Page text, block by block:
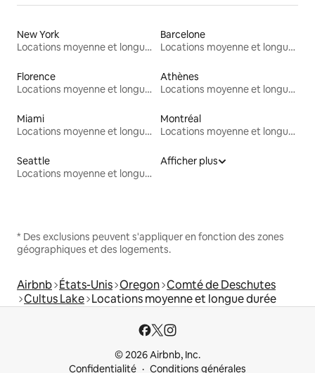
New York
Locations moyenne et longue durée
Barcelone
Locations moyenne et longue durée
Florence
Locations moyenne et longue durée
Athènes
Locations moyenne et longue durée
Miami
Locations moyenne et longue durée
Montréal
Locations moyenne et longue durée
Seattle
Locations moyenne et longue durée
Afficher plus
* Des exclusions peuvent s'appliquer en fonction des zones
géographiques et des logements.
Airbnb États-Unis Oregon Comté de Deschutes
Cultus Lake Locations moyenne et longue durée
© 2026 Airbnb, Inc.
Confidentialité
Conditions générales